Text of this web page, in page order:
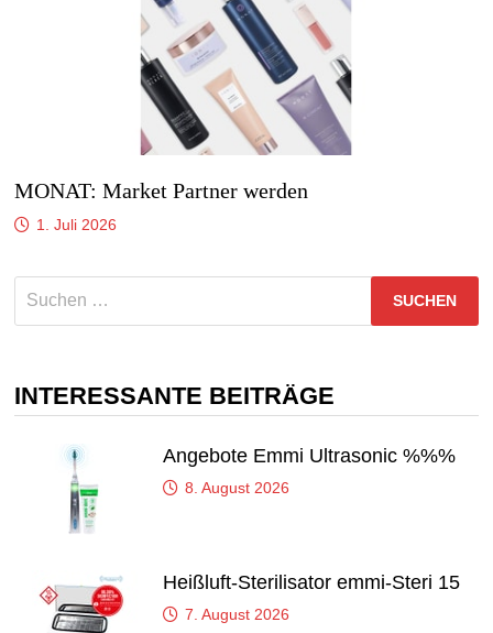
MONAT: Market Partner werden
1. Juli 2026
INTERESSANTE BEITRÄGE
Angebote Emmi Ultrasonic %%%
8. August 2026
Heißluft-Sterilisator emmi-Steri 15
7. August 2026